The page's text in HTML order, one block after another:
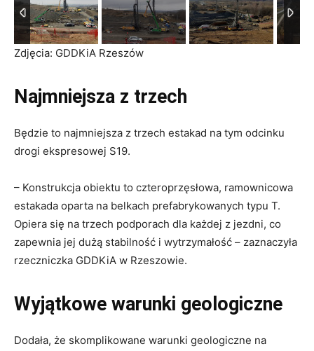
Zdjęcia: GDDKiA Rzeszów
Najmniejsza z trzech
Będzie to najmniejsza z trzech estakad na tym odcinku
drogi ekspresowej S19.
– Konstrukcja obiektu to czteroprzęsłowa, ramownicowa
estakada oparta na belkach prefabrykowanych typu T.
Opiera się na trzech podporach dla każdej z jezdni, co
zapewnia jej dużą stabilność i wytrzymałość – zaznaczyła
rzeczniczka GDDKiA w Rzeszowie.
Wyjątkowe warunki geologiczne
Dodała, że skomplikowane warunki geologiczne na